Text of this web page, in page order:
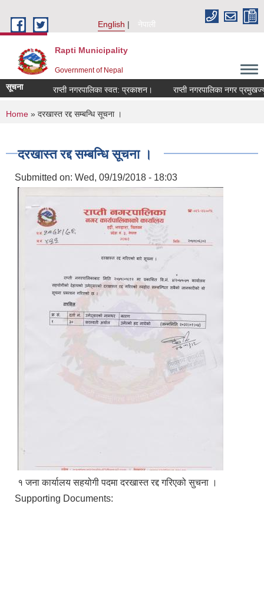
English
नेपाली
Rapti Municipality
Government of Nepal
सूचना राप्ती नगरपालिका स्वत: प्रकाशन। राप्ती नगरपालिका नगर
You are here
Home » दरखास्त रद्द सम्बन्धि सूचना ।
दरखास्त रद्द सम्बन्धि सूचना ।
Submitted on: Wed, 09/19/2018 - 18:03
१ जना कार्यालय सहयोगी पदमा दरखास्त रद्द गरिएको सुचना ।
Supporting Documents: